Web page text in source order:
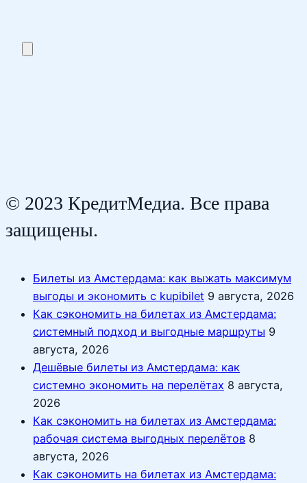
© 2023 КредитМедиа. Все права
защищены.
Билеты из Амстердама: как выжать максимум
выгоды и экономить с kupibilet 9 августа, 2026
Как сэкономить на билетах из Амстердама:
системный подход и выгодные маршруты 9
августа, 2026
Дешёвые билеты из Амстердама: как
системно экономить на перелётах 8 августа,
2026
Как сэкономить на билетах из Амстердама:
рабочая система выгодных перелётов 8
августа, 2026
Как сэкономить на билетах из Амстердама: